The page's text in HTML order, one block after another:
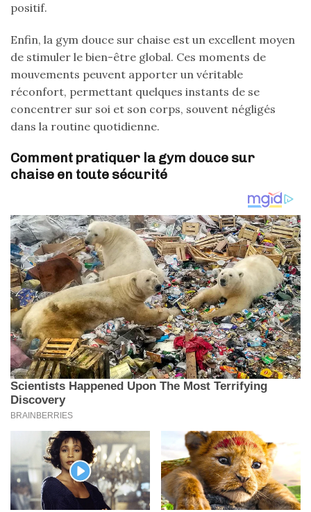
positif.
Enfin, la gym douce sur chaise est un excellent moyen
de stimuler le bien-être global. Ces moments de
mouvements peuvent apporter un véritable
réconfort, permettant quelques instants de se
concentrer sur soi et son corps, souvent négligés
dans la routine quotidienne.
Comment pratiquer la gym douce sur
chaise en toute sécurité